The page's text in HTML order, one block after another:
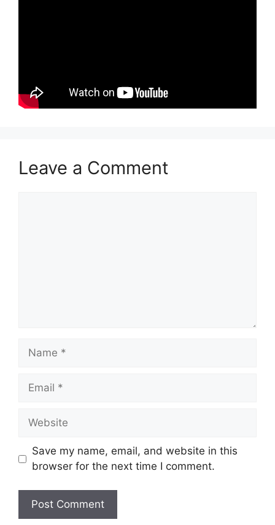
Leave a Comment
Name
Email
Website
Save my name, email, and website in this
browser for the next time I comment.